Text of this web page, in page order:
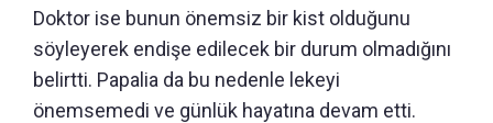
Doktor ise bunun önemsiz bir kist olduğunu
söyleyerek endişe edilecek bir durum olmadığını
belirtti. Papalia da bu nedenle lekeyi
önemsemedi ve günlük hayatına devam etti.